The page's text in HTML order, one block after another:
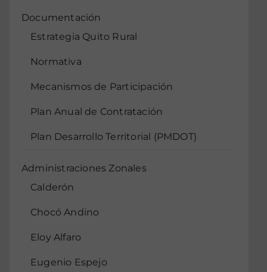
Documentación
Estrategia Quito Rural
Normativa
Mecanismos de Participación
Plan Anual de Contratación
Plan Desarrollo Territorial (PMDOT)
Administraciones Zonales
Calderón
Chocó Andino
Eloy Alfaro
Eugenio Espejo